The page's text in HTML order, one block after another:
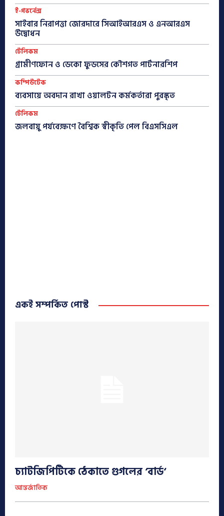
ই-গভর্নেন্স
সাইবার নিরাপত্তা জোরদারে সিআইআরএস ও এনআরএস
উদ্বোধন
টেলিকম
গ্রামীণফোন ও ডেকো ফুডসের কৌশগত পার্টনারশিপ
কম্পিউটেক
ব্যবসায়ে অবদান রাখা ওয়ালটন কর্মকর্তারা পুরস্কৃত
টেলিকম
জলবায়ু পর্যবেক্ষণে বৈশ্বিক স্বীকৃতি পেল বিএসসিএল
একই সম্পর্কিত পোস্ট
চ্যাটজিপিটিকে ঠেকাতে গুগলের ‘বার্ড‘
আন্তর্জাতিক